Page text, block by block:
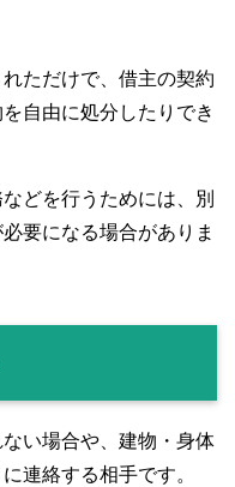
ただけで、借主の契約
自由に処分したりでき
どを行うためには、別
要になる場合がありま
い場合や、建物・身体
連絡する相手です。